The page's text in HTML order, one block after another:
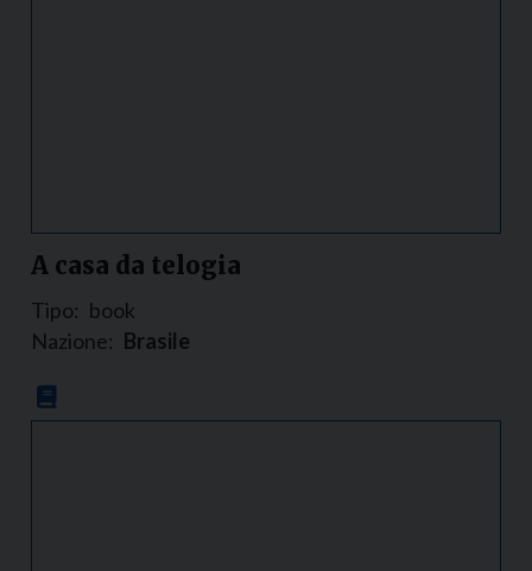
A casa da telogia
Tipo: book
Nazione: Brasile